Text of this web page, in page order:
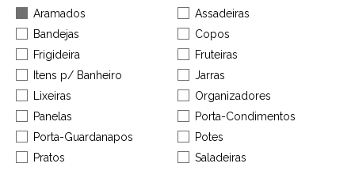
Aramados
Assadeiras
Bandejas
Copos
Frigideira
Fruteiras
Itens p/ Banheiro
Jarras
Lixeiras
Organizadores
Panelas
Porta-Condimentos
Porta-Guardanapos
Potes
Pratos
Saladeiras